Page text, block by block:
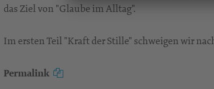
das Ziel von "Glaube im Alltag".
Im ersten Teil "Kraft der Stille" schweigen wir
Permalink